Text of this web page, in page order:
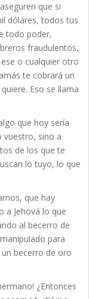
que si
dólares, todos tus
todo poder,
fraudulentos,
o cualquier otro
te cobrará un
Eso se llama
que hoy sería
vuestro, sino a
de los que te
lo tuyo, lo que
que hay
a Jehová lo que
al becerro de
para
becerro de oro
¿Entonces